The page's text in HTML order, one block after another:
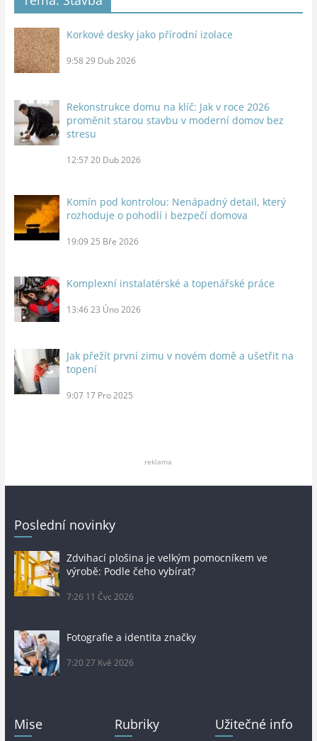
Korkové desky jako přírodní izolace
9:58 29 Dub 2026
Rekonstrukce domu na klíč: Jak v roce 2026
proměnit starou stavbu v moderní domov bez
stresu
12:57 20 Dub 2026
Komín pod kontrolou: Nenápadný detail, který
rozhoduje o pohodlí i bezpečí domova
19:09 25 Bře 2026
Komplexní instalatérské a topenářské práce
13:46 23 Úno 2026
Jak přežít první zimu v novém domě a ušetřit na
topení
9:07 17 Pro 2025
reklama
Poslední novinky
Zdvihací plošina je velkým pomocníkem ve
výrobě: Podle čeho vybírat?
7:26 11 Čvc 2026
Fotografie a identita značky
7:20 27 Kvě 2026
Mise Rubriky Užitečné info